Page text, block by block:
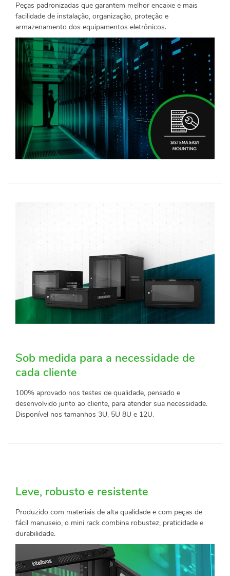
Peças padronizadas que garantem melhor encaixe e mais
facilidade de instalação, organização, proteção e
armazenamento dos equipamentos eletrônicos.
Sob medida para a necessidade de
cada cliente
100% aprovado nos testes de qualidade, pensado e
desenvolvido junto ao cliente, para atender sua necessidade.
Disponível nos tamanhos 3U, 5U 8U e 12U.
Leve, robusto e resistente
Produzido com materiais de alta qualidade e com peças de
fácil manuseio, o mini rack combina robustez, praticidade e
durabilidade.